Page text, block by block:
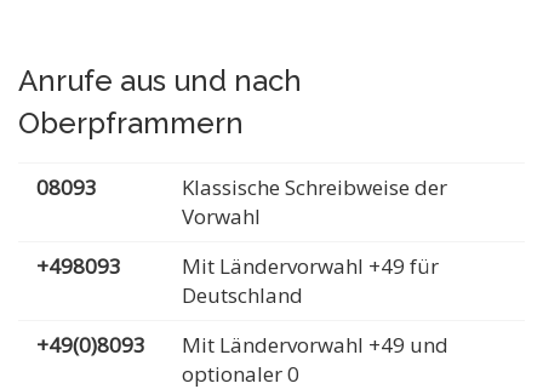
Anrufe aus und nach
Oberpframmern
08093
Klassische Schreibweise der
Vorwahl
+498093
Mit Ländervorwahl +49 für
Deutschland
+49(0)8093
Mit Ländervorwahl +49 und
optionaler 0